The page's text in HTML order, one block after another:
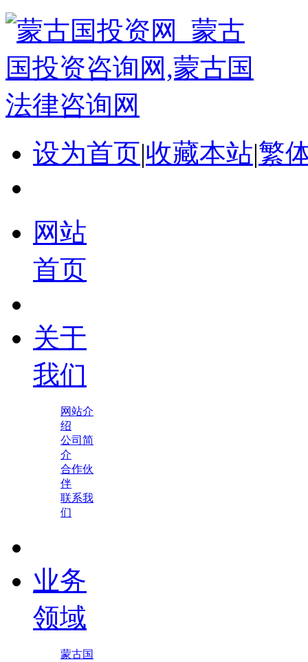
设为首页|收藏本站|繁
网站
首页
关于
我们
网站介
绍
公司简
介
合作伙
伴
联系我
们
业务
领域
蒙古国